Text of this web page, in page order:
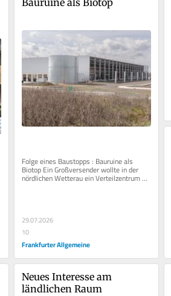
Folge eines Baustopps : Bauruine als
Biotop Ein Großversender wollte in der
nördlichen Wetterau ein Verteilzentrum
29.07.2026
10
Frankfurter Allgemeine
Neues Interesse am
ländlichen Raum